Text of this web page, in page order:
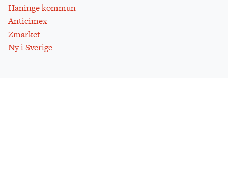
Haninge kommun
Anticimex
Zmarket
Ny i Sverige